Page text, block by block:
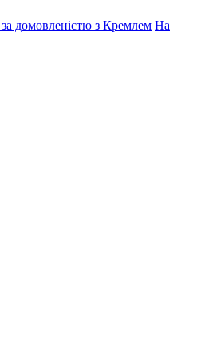
домовленістю з Кремлем На